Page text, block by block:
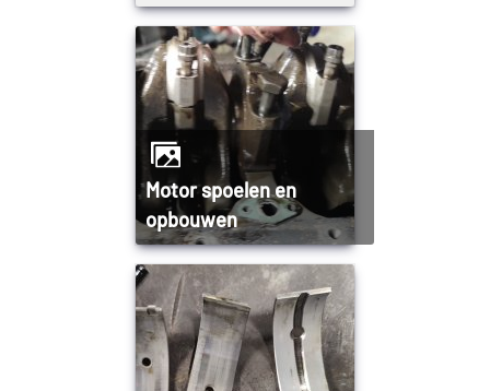
Motor spoelen en
opbouwen